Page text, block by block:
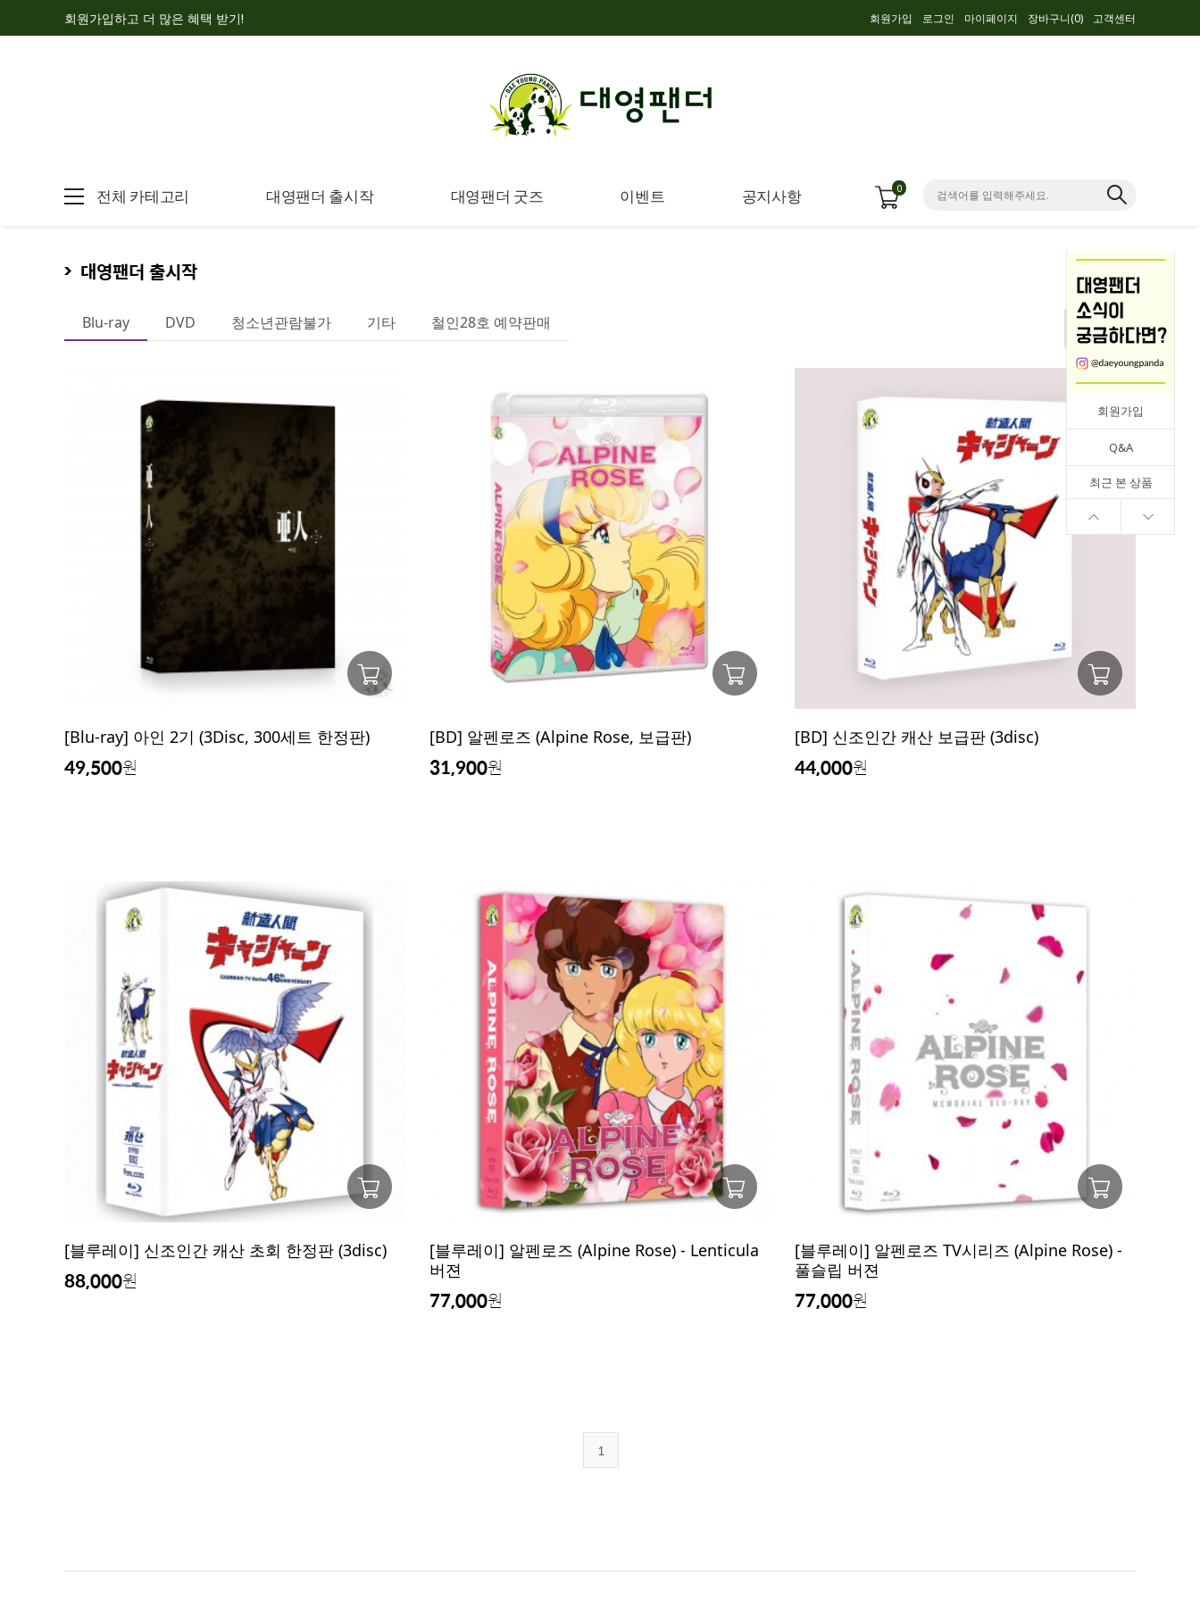
회원가입하고 더 많은 혜택 받기! 회원가입 로그인 마이페이지 장바구니(0) 고객센터
전체 카테고리 대영팬더 출시작 대영팬더 굿즈 이벤트 공지사항 0
회원가입
Q&A
최근 본 상품
대영팬더 출시작
Blu-ray DVD 청소년관람불가 기타 철인28호 예약판매
[Blu-ray] 아인 2기 (3Disc, 300세트 한정판)
49,500원
[BD] 알펜로즈 (Alpine Rose, 보급판)
31,900원
[BD] 신조인간 캐산 보급판 (3disc)
44,000원
[블루레이] 신조인간 캐산 초회 한정판 (3disc)
88,000원
[블루레이] 알펜로즈 (Alpine Rose) - Lenticula
버젼
77,000원
[블루레이] 알펜로즈 TV시리즈 (Alpine Rose) -
풀슬립 버젼
77,000원
1